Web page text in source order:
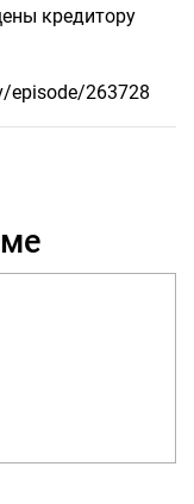
кредитору
episode/263728